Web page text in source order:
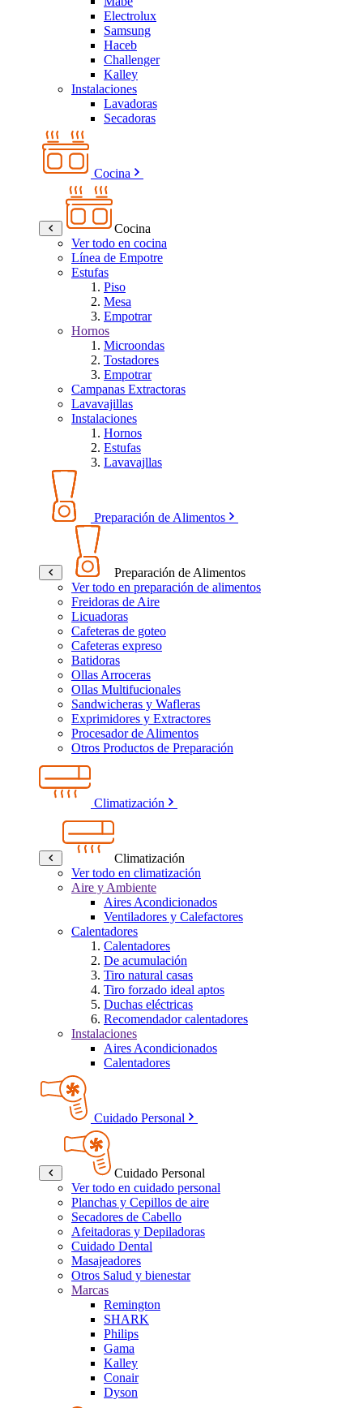
Electrolux
Samsung
Haceb
Challenger
Kalley
Instalaciones
Lavadoras
Secadoras
Cocina
Cocina
Ver todo en cocina
Línea de Empotre
Estufas
Piso
Mesa
Empotrar
Hornos
Microondas
Tostadores
Empotrar
Campanas Extractoras
Lavavajillas
Instalaciones
Hornos
Estufas
Lavavajllas
Preparación de Alimentos
Preparación de Alimentos
Ver todo en preparación de alimentos
Freidoras de Aire
Licuadoras
Cafeteras de goteo
Cafeteras expreso
Batidoras
Ollas Arroceras
Ollas Multifucionales
Sandwicheras y Wafleras
Exprimidores y Extractores
Procesador de Alimentos
Otros Productos de Preparación
Climatización
Climatización
Ver todo en climatización
Aire y Ambiente
Aires Acondicionados
Ventiladores y Calefactores
Calentadores
Calentadores
De acumulación
Tiro natural casas
Tiro forzado ideal aptos
Duchas eléctricas
Recomendador calentadores
Instalaciones
Aires Acondicionados
Calentadores
Cuidado Personal
Cuidado Personal
Ver todo en cuidado personal
Planchas y Cepillos de aire
Secadores de Cabello
Afeitadoras y Depiladoras
Cuidado Dental
Masajeadores
Otros Salud y bienestar
Marcas
Remington
SHARK
Philips
Gama
Kalley
Conair
Dyson